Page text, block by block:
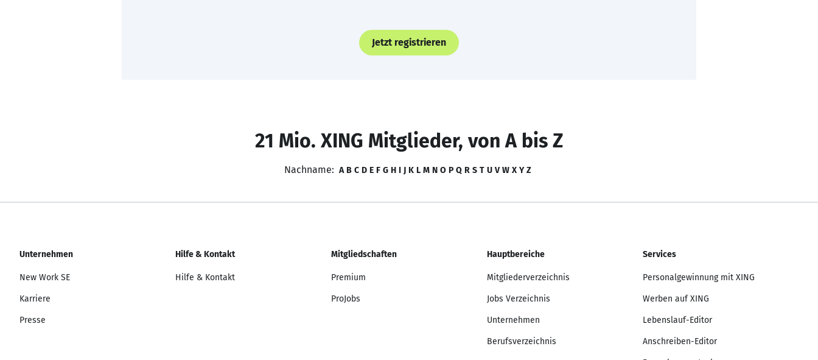
Jetzt registrieren
21 Mio. XING Mitglieder, von A bis Z
Nachname: A B C D E F G H I J K L M N O P Q R S T U V W X Y Z
Unternehmen
New Work SE
Karriere
Presse
Hilfe & Kontakt
Hilfe & Kontakt
Mitgliedschaften
Premium
ProJobs
Hauptbereiche
Mitgliederverzeichnis
Jobs Verzeichnis
Unternehmen
Berufsverzeichnis
Services
Personalgewinnung mit XING
Werben auf XING
Lebenslauf-Editor
Anschreiben-Editor